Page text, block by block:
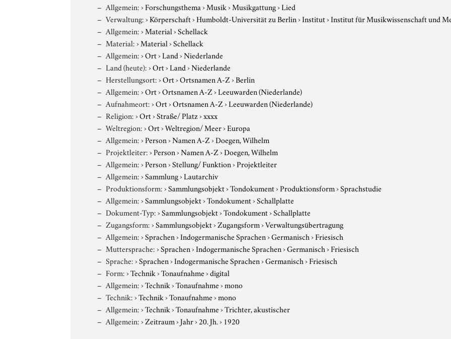
Allgemein:›Forschungsthema›Musik›Musikgattung›Lied
Verwaltung:›Körperschaft›Humboldt-Universität zu Berlin›Institut›Institut für Musikwissenschaft und
Allgemein:›Material›Schellack
Material:›Material›Schellack
Allgemein:›Ort›Land›Niederlande
Land (heute):›Ort›Land›Niederlande
Herstellungsort:›Ort›Ortsnamen A-Z›Berlin
Allgemein:›Ort›Ortsnamen A-Z›Leeuwarden (Niederlande)
Aufnahmeort:›Ort›Ortsnamen A-Z›Leeuwarden (Niederlande)
Religion:›Ort›Straße/ Platz›xxxx
Weltregion:›Ort›Weltregion/ Meer›Europa
Allgemein:›Person›Namen A-Z›Doegen, Wilhelm
Projektleiter:›Person›Namen A-Z›Doegen, Wilhelm
Allgemein:›Person›Stellung/ Funktion›Projektleiter
Allgemein:›Sammlung›Lautarchiv
Produktionsform:›Sammlungsobjekt›Tondokument›Produktionsform›Sprachstudie
Allgemein:›Sammlungsobjekt›Tondokument›Schallplatte
Dokument-Typ:›Sammlungsobjekt›Tondokument›Schallplatte
Zugangsform:›Sammlungsobjekt›Zugangsform›Verwaltungsübertragung
Allgemein:›Sprachen›Indogermanische Sprachen›Germanisch›Friesisch
Muttersprache:›Sprachen›Indogermanische Sprachen›Germanisch›Friesisch
Sprache:›Sprachen›Indogermanische Sprachen›Germanisch›Friesisch
Form:›Technik›Tonaufnahme›digital
Allgemein:›Technik›Tonaufnahme›mono
Technik:›Technik›Tonaufnahme›mono
Allgemein:›Technik›Tonaufnahme›Trichter, akustischer
Allgemein:›Zeitraum›Jahr›20. Jh.› 1920